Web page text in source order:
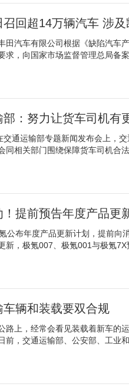
召回超14万辆汽车 涉
田汽车有限公司根据《缺陷汽车
求，向国家市场监督管理总局备案
部：努力让货车司机有
交通运输部专题新闻发布会上，
同相关部门围绕保障货车司机合法
！提前预告年度产品更
公布年度产品更新计划，提前向
新，极氪007、极氪001与极氪7X
车辆和装载要双合规
路上，经常会看见装载着新车的
，交通运输部、公安部、工业和